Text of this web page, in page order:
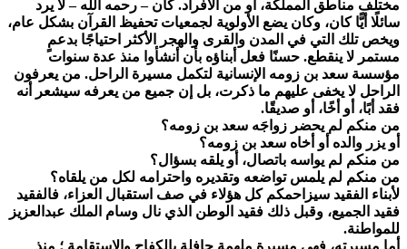
مختلف مناطق المملكة، أو من الأفراد. كان – رحمه الله – لا يرد
سائلًا أيًّا كان، وكان يضع الأولوية لجمعيات تحفيظ القرآن بشكل عام،
ويخص تلك التي في المدن والقرى والهجر الأكثر احتياجًا بدعمٍ
مستمر لا ينقطع. حسنًا فعل أبناؤه بأن أنشأوا منذ عدة سنوات
مؤسسة سعد بن زومه الإنسانية لتكمل مسيرة الراحل. من يعرفون
الراحل لا يخفى عليهم ما ذكرت، بل إن جميع من يعرفه سيشعر أنه
فقد أبًا، أو أخًا، أو صديقًا.
من منكم لم يحضر زواجَه سعد بن زومه؟
أو يزر والده أو أخاه سعد بن زومه؟
من منكم لم يواسه باتصال، أو يلقه بسؤال؟
من منكم لم يلمس تواضعه وتقديره واحترامه لكل من يلقاه؟
لأبناء الفقيد سيزاحمكم كل هؤلاء في صف استقبال العزاء، فالفقيد
فقيد الجميع، وقبل ذلك فقيد الوطن الذي نال وسام الملك عبدالعزيز
للمواطنة.